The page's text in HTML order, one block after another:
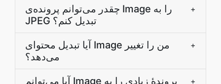
چقدر می‌توانم پرونده‌ی Image را به
JPEG تبدیل کنم؟
+
آیا تبدیل محتوای Image من را تغییر
می‌دهد؟
+
آیا می‌توانم Image پروندۀ زیادی را به
+